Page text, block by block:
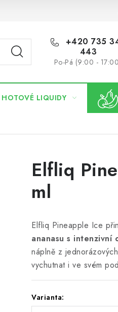
+420 735
443
Po-Pá (9:00 -
HOTOVÉ LIQUIDY
Elfliq
ml
Elfliq Pineapple Ice
ananasu s intenzivní
náplně z
vychutnat i ve svém
Varianta: